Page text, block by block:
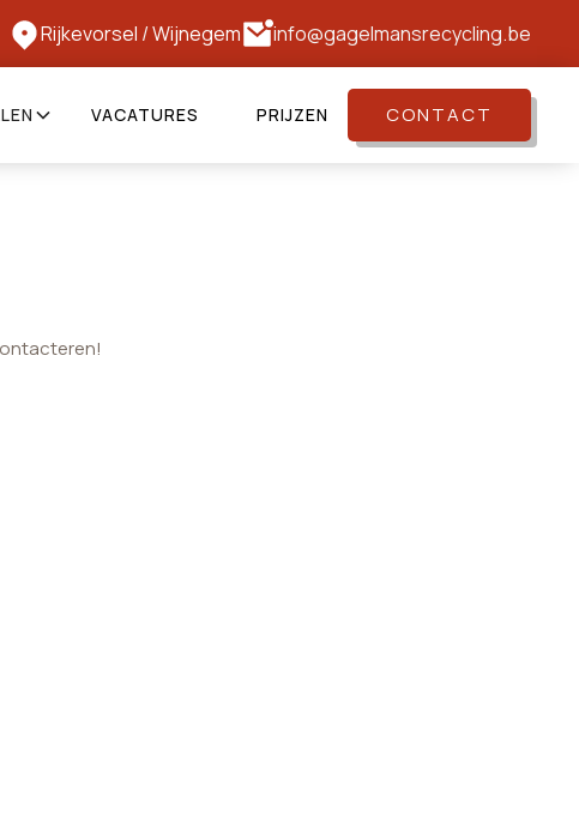
Rijkevorsel /Wijnegem info@gagelmansrecycling.be
VACATURES PRIJZEN CONTACT